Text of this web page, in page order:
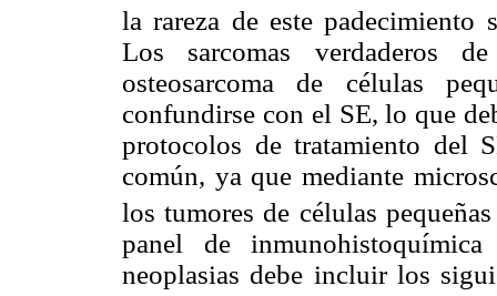
la rareza de este padecimiento
Los sarcomas verdaderos
osteosarcoma de células
confundirse con el SE, lo que
protocolos de tratamiento del
común, ya que mediante
los tumores de células
panel de
neoplasias debe incluir los